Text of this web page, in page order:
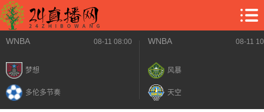
WNBA 08-11 08:00
梦想
多伦多节奏
WNBA 08-11
风暴
天空